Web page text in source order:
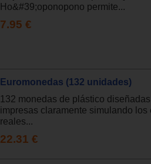
Ho&#39;oponopono permite...
7.95 €
Euromonedas (132 unidades)
132 monedas de plástico
impresas claramente simulando los
reales...
22.31 €